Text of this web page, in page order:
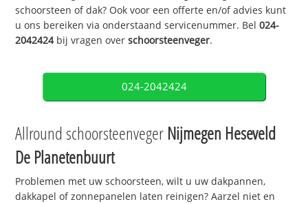
schoorsteen of dak? Ook voor een offerte en/of advies kunt
u ons bereiken via onderstaand servicenummer. Bel024-
2042424bij vragen overschoorsteenveger.
024-2042424
Allround schoorsteenveger Nijmegen Heseveld
De Planetenbuurt
Problemen met uw schoorsteen, wilt u uw dakpannen,
dakkapel of zonnepanelen laten reinigen? Aarzel niet en